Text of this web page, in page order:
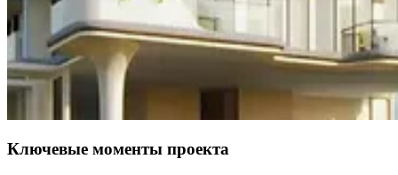
Ключевые моменты проекта